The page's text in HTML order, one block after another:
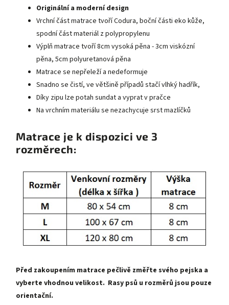
Originální a moderní design
Vrchní část matrace tvoří Codura, boční části eko kůže,
spodní část materiál z polypropylenu
Výplň matrace tvoří 8cm vysoká pěna - 3cm viskózní
pěna, 5cm polyuretanová pěna
Matrace se nepřeleží a nedeformuje
Snadno se čistí, ve většině případů stačí vlhký hadřík,
Díky zipu lze potah sundat a vyprat v pračce
Na vrchním materiálu se nezachycuje srst mazlíčků
Matrace je k dispozici ve 3
rozměrech:
Před zakoupením matrace pečlivě změřte svého pejska a
vyberte vhodnou velikost. Rasy psů u rozměrů jsou pouze
orientační.